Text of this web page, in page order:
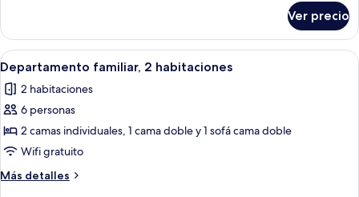
familiar,
habitación
Ver precio
Abrir
todas
las
fotos
de
Departamento
familiar,
2
Un dormitorio con cabecera de
11
Departamento familiar, 2 habitaciones
2 habitaciones
6 personas
2 camas individuales, 1 cama doble y 1 sofá cama doble
Wifi gratuito
Más detalles
Más